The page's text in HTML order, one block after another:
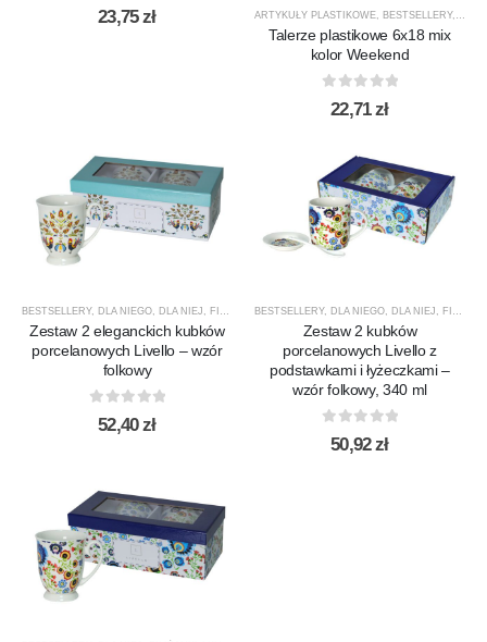
out of 5
23,75zł ARTYKUŁY PLASTIKOWE, BESTSELLERY,
Talerze plastikowe 6x18 mix
kolor Weekend
out of 5
22,71zł
BESTSELLERY, DLA NIEGO, DLA NIEJ , FILIŻANKI / KUBKI ,LAV, NOWOŚCI,PORCELANA,
Zestaw 2 eleganckich kubków
porcelanowych Livello – wzór
folkowy
out of 5
52,40zł
BESTSELLERY, DLA NIEGO, DLA NIEJ , FILIŻANKI / KUBKI
Zestaw 2 kubków
porcelanowych Livello z
podstawkami i łyżeczkami –
wzór folkowy, 340 ml
out of 5
50,92zł